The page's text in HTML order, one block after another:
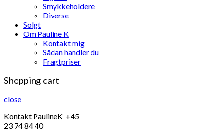
Smykkeholdere
Diverse
Solgt
Om Pauline K
Kontakt mig
Sådan handler du
Fragtpriser
Shopping cart
close
Kontakt PaulineK +45
23 74 84 40